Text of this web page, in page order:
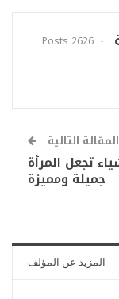
2626 Posts
المقالة التالية
تجعل المرأة
جميلة ومميزة
المزيد عن المؤلف